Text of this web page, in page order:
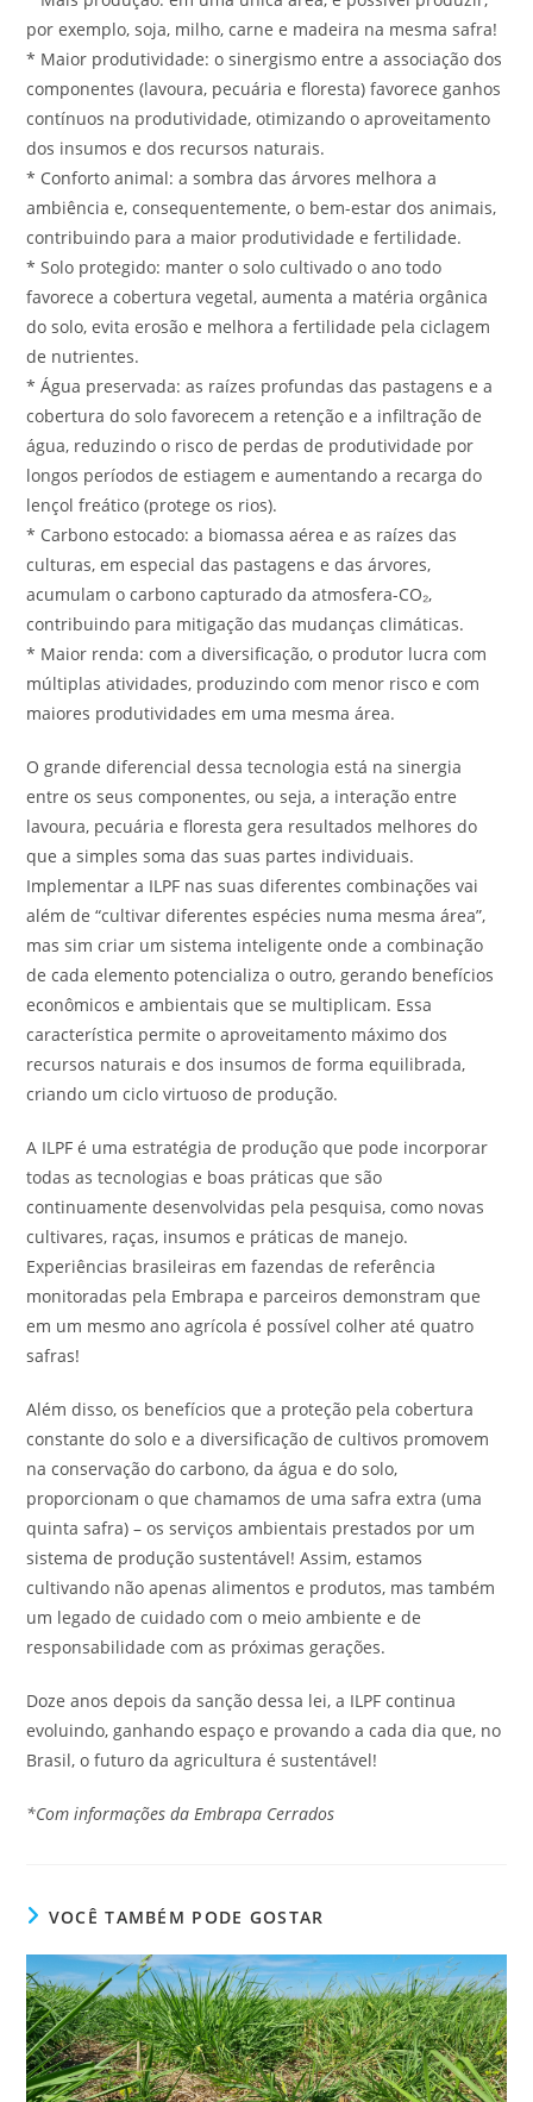
por exemplo, soja, milho, carne e madeira na mesma safra!
* Maior produtividade: o sinergismo entre a associação dos
componentes (lavoura, pecuária e floresta) favorece ganhos
contínuos na produtividade, otimizando o aproveitamento
dos insumos e dos recursos naturais.
* Conforto animal: a sombra das árvores melhora a
ambiência e, consequentemente, o bem-estar dos animais,
contribuindo para a maior produtividade e fertilidade.
* Solo protegido: manter o solo cultivado o ano todo
favorece a cobertura vegetal, aumenta a matéria orgânica
do solo, evita erosão e melhora a fertilidade pela ciclagem
de nutrientes.
* Água preservada: as raízes profundas das pastagens e a
cobertura do solo favorecem a retenção e a infiltração de
água, reduzindo o risco de perdas de produtividade por
longos períodos de estiagem e aumentando a recarga do
lençol freático (protege os rios).
* Carbono estocado: a biomassa aérea e as raízes das
culturas, em especial das pastagens e das árvores,
acumulam o carbono capturado da atmosfera-CO₂,
contribuindo para mitigação das mudanças climáticas.
* Maior renda: com a diversificação, o produtor lucra com
múltiplas atividades, produzindo com menor risco e com
maiores produtividades em uma mesma área.
O grande diferencial dessa tecnologia está na sinergia
entre os seus componentes, ou seja, a interação entre
lavoura, pecuária e floresta gera resultados melhores do
que a simples soma das suas partes individuais.
Implementar a ILPF nas suas diferentes combinações vai
além de “cultivar diferentes espécies numa mesma área”,
mas sim criar um sistema inteligente onde a combinação
de cada elemento potencializa o outro, gerando benefícios
econômicos e ambientais que se multiplicam. Essa
característica permite o aproveitamento máximo dos
recursos naturais e dos insumos de forma equilibrada,
criando um ciclo virtuoso de produção.
A ILPF é uma estratégia de produção que pode incorporar
todas as tecnologias e boas práticas que são
continuamente desenvolvidas pela pesquisa, como novas
cultivares, raças, insumos e práticas de manejo.
Experiências brasileiras em fazendas de referência
monitoradas pela Embrapa e parceiros demonstram que
em um mesmo ano agrícola é possível colher até quatro
safras!
Além disso, os benefícios que a proteção pela cobertura
constante do solo e a diversificação de cultivos promovem
na conservação do carbono, da água e do solo,
proporcionam o que chamamos de uma safra extra (uma
quinta safra) – os serviços ambientais prestados por um
sistema de produção sustentável! Assim, estamos
cultivando não apenas alimentos e produtos, mas também
um legado de cuidado com o meio ambiente e de
responsabilidade com as próximas gerações.
Doze anos depois da sanção dessa lei, a ILPF continua
evoluindo, ganhando espaço e provando a cada dia que, no
Brasil, o futuro da agricultura é sustentável!
*Com informações da Embrapa Cerrados
VOCÊ TAMBÉM PODE GOSTAR